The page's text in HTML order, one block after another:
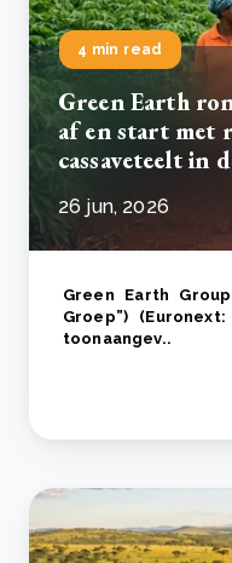
4 min read
Green Earth
af en start met
cassaveteelt in
26 jun, 2026
Green Earth
Groep”) (Euronext:
toonaangev..